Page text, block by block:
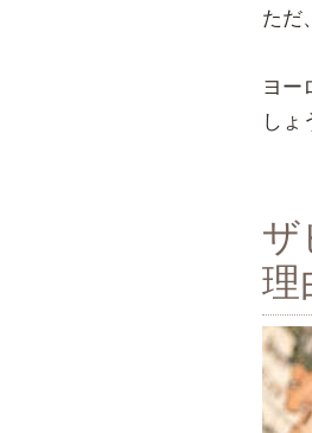
ただ
ヨー
しょ
ザ
理